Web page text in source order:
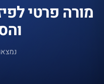
מורה פרטי